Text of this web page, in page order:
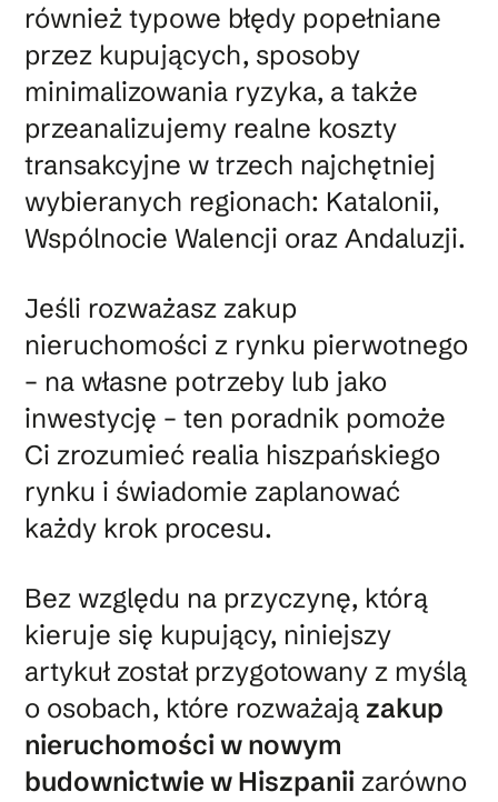
również typowe błędy popełniane
przez kupujących, sposoby
minimalizowania ryzyka, a także
przeanalizujemy realne koszty
transakcyjne w trzech najchętniej
wybieranych regionach: Katalonii,
Wspólnocie Walencji oraz Andaluzji.
Jeśli rozważasz zakup
nieruchomości z rynku pierwotnego
– na własne potrzeby lub jako
inwestycję – ten poradnik pomoże
Ci zrozumieć realia hiszpańskiego
rynku i świadomie zaplanować
każdy krok procesu.
Bez względu na przyczynę, którą
kieruje się kupujący, niniejszy
artykuł został przygotowany z myślą
o osobach, które rozważajązakup
nieruchomości w nowym
budownictwie w Hiszpanii zarówno